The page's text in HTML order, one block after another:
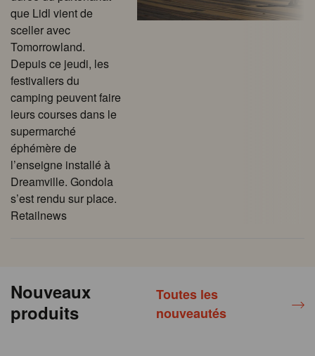
que Lidl vient de
sceller avec
Tomorrowland.
Depuis ce jeudi, les
festivaliers du
camping peuvent faire
leurs courses dans le
supermarché
éphémère de
l’enseigne installé à
Dreamville. Gondola
s’est rendu sur place.
Retailnews
Nouveaux
produits
Toutes les
nouveautés